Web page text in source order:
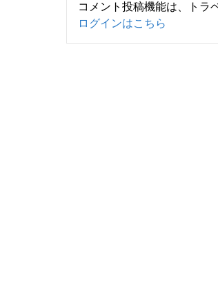
コメント投稿機能は、トラ
ログインはこちら